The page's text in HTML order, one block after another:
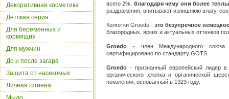
всего 2%, благодаря чему они более
раздражения, впитывают излишнюю влагу,
Колготки Groedo - это безупречное
благородных, ярких и актуальных оттенков
Groedo - член Международного союза
сертифицировано по стандарту GOTS.
Groedo- признанный европейский лидер в
органического хлопка и органической
поколении, основанный в 1923 году.
Декоративная косметика
Детская серия
Для беременных и
кормящих
Для мужчин
До и после загара
Защита от насекомых
Личная гигиена
Мыло